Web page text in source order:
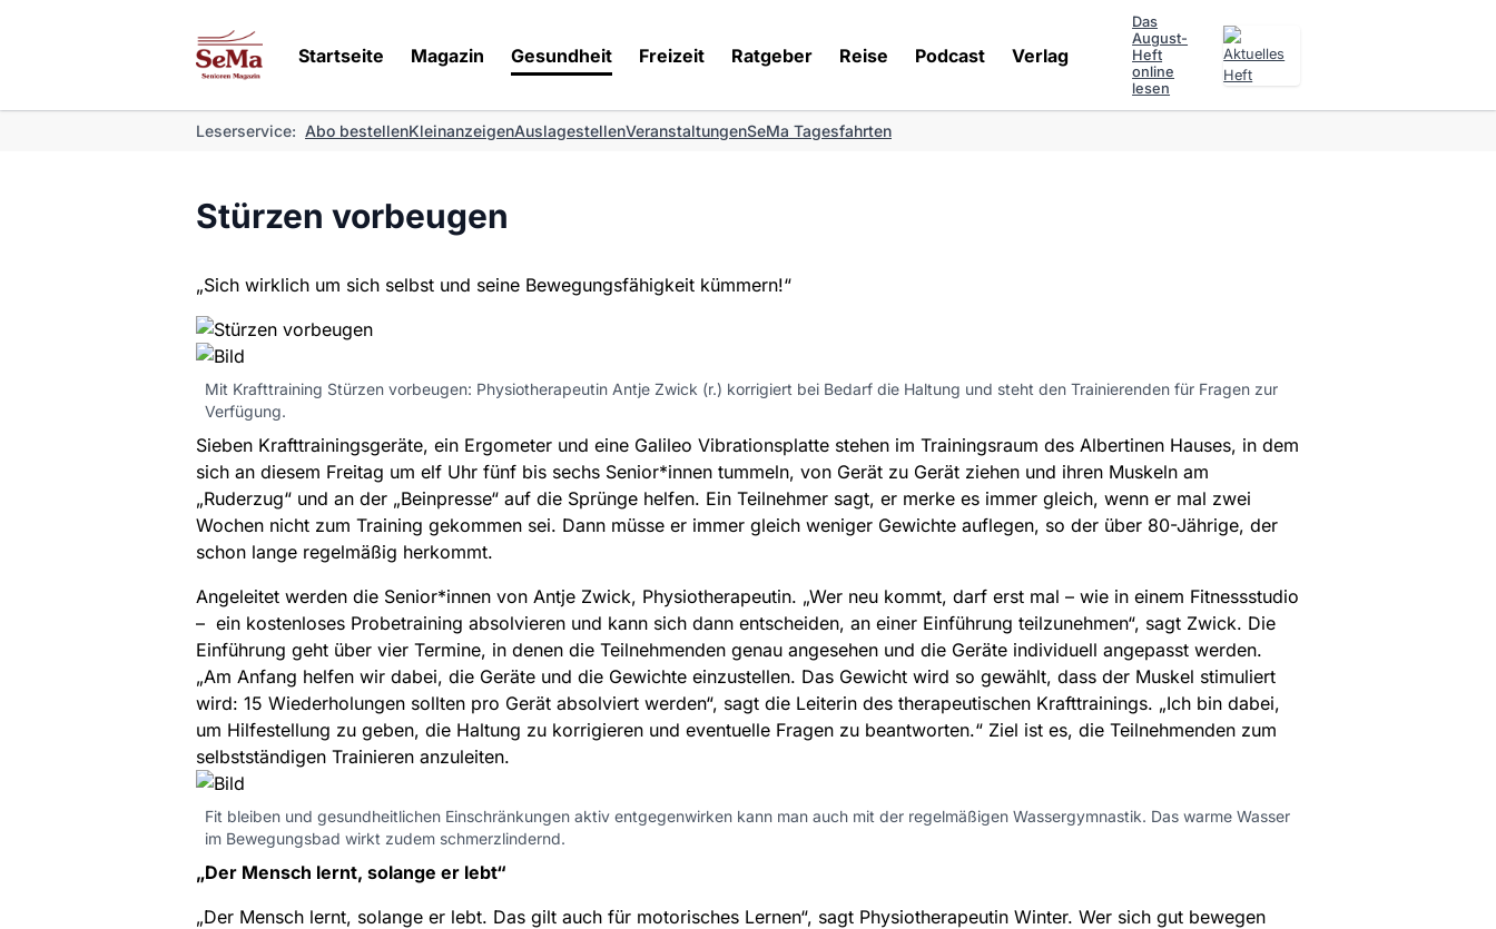
Startseite Magazin Gesundheit Freizeit Ratgeber Reise Podcast Verlag
Das
August-
Heft
online
lesen
Leserservice: Abo bestellenKleinanzeigenAuslagestellenVeranstaltungenSeMa Tagesfahrten
Stürzen vorbeugen
„Sich wirklich um sich selbst und seine Bewegungsfähigkeit kümmern!“
Mit Krafttraining Stürzen vorbeugen: Physiotherapeutin Antje Zwick (r.) korrigiert bei Bedarf die Haltung und steht den Trainierenden für Fragen zur
Verfügung.
Sieben Krafttrainingsgeräte, ein Ergometer und eine Galileo Vibrationsplatte stehen im Trainingsraum des Albertinen Hauses, in dem
sich an diesem Freitag um elf Uhr fünf bis sechs Senior*innen tummeln, von Gerät zu Gerät ziehen und ihren Muskeln am
„Ruderzug“ und an der „Beinpresse“ auf die Sprünge helfen. Ein Teilnehmer sagt, er merke es immer gleich, wenn er mal zwei
Wochen nicht zum Training gekommen sei. Dann müsse er immer gleich weniger Gewichte auflegen, so der über 80-Jährige, der
schon lange regelmäßig herkommt.
Angeleitet werden die Senior*innen von Antje Zwick, Physiotherapeutin. „Wer neu kommt, darf erst mal – wie in einem Fitnessstudio
– ein kostenloses Probetraining absolvieren und kann sich dann entscheiden, an einer Einführung teilzunehmen“, sagt Zwick. Die
Einführung geht über vier Termine, in denen die Teilnehmenden genau angesehen und die Geräte individuell angepasst werden.
„Am Anfang helfen wir dabei, die Geräte und die Gewichte einzustellen. Das Gewicht wird so gewählt, dass der Muskel stimuliert
wird: 15 Wiederholungen sollten pro Gerät absolviert werden“, sagt die Leiterin des therapeutischen Krafttrainings. „Ich bin dabei,
um Hilfestellung zu geben, die Haltung zu korrigieren und eventuelle Fragen zu beantworten.“ Ziel ist es, die Teilnehmenden zum
selbstständigen Trainieren anzuleiten.
Fit bleiben und gesundheitlichen Einschränkungen aktiv entgegenwirken kann man auch mit der regelmäßigen Wassergymnastik. Das warme Wasser
im Bewegungsbad wirkt zudem schmerzlindernd.
„Der Mensch lernt, solange er lebt“
„Der Mensch lernt, solange er lebt. Das gilt auch für motorisches Lernen“, sagt Physiotherapeutin Winter. Wer sich gut bewegen